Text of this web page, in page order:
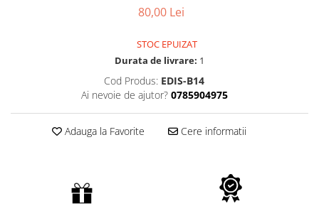
80,00 Lei
STOC EPUIZAT
Durata de livrare: 1
Cod Produs: EDIS-B14
Ai nevoie de ajutor? 0785904975
Adauga la Favorite Cere informatii